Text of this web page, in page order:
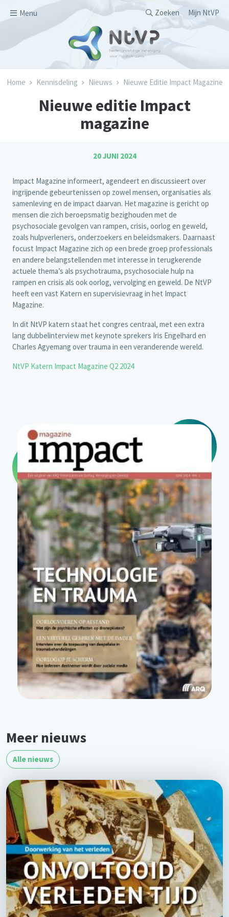
Menu
Secondary
Zoeken Mijn NtVP
Kruimelpad
Home Kennisdeling Nieuws Nieuwe Editie Impact Magazine
Nieuwe editie Impact
magazine
20 JUNI 2024
Impact Magazine informeert, agendeert en discussieert over
ingrijpende gebeurtenissen op zowel mensen, organisaties als
samenleving en de impact daarvan. Het magazine is gericht op
mensen die zich beroepsmatig bezighouden met de
psychosociale gevolgen van rampen, crisis, oorlog en geweld,
zoals hulpverleners, onderzoekers en beleidsmakers. Daarnaast
focust Impact Magazine zich op een brede groep professionals
en andere belangstellenden met interesse in terugkerende
actuele thema’s als psychotrauma, psychosociale hulp na
rampen en crisis als ook oorlog, vervolging en geweld. De NtVP
heeft een vast Katern en supervisievraag in het Impact
Magazine.
In dit NtVP katern staat het congres centraal, met een extra
lang dubbelinterview met keynote sprekers Iris Engelhard en
Charles Agyemang over trauma in een veranderende wereld.
NtVP Katern Impact Magazine Q2 2024
Meer nieuws
Alle nieuws